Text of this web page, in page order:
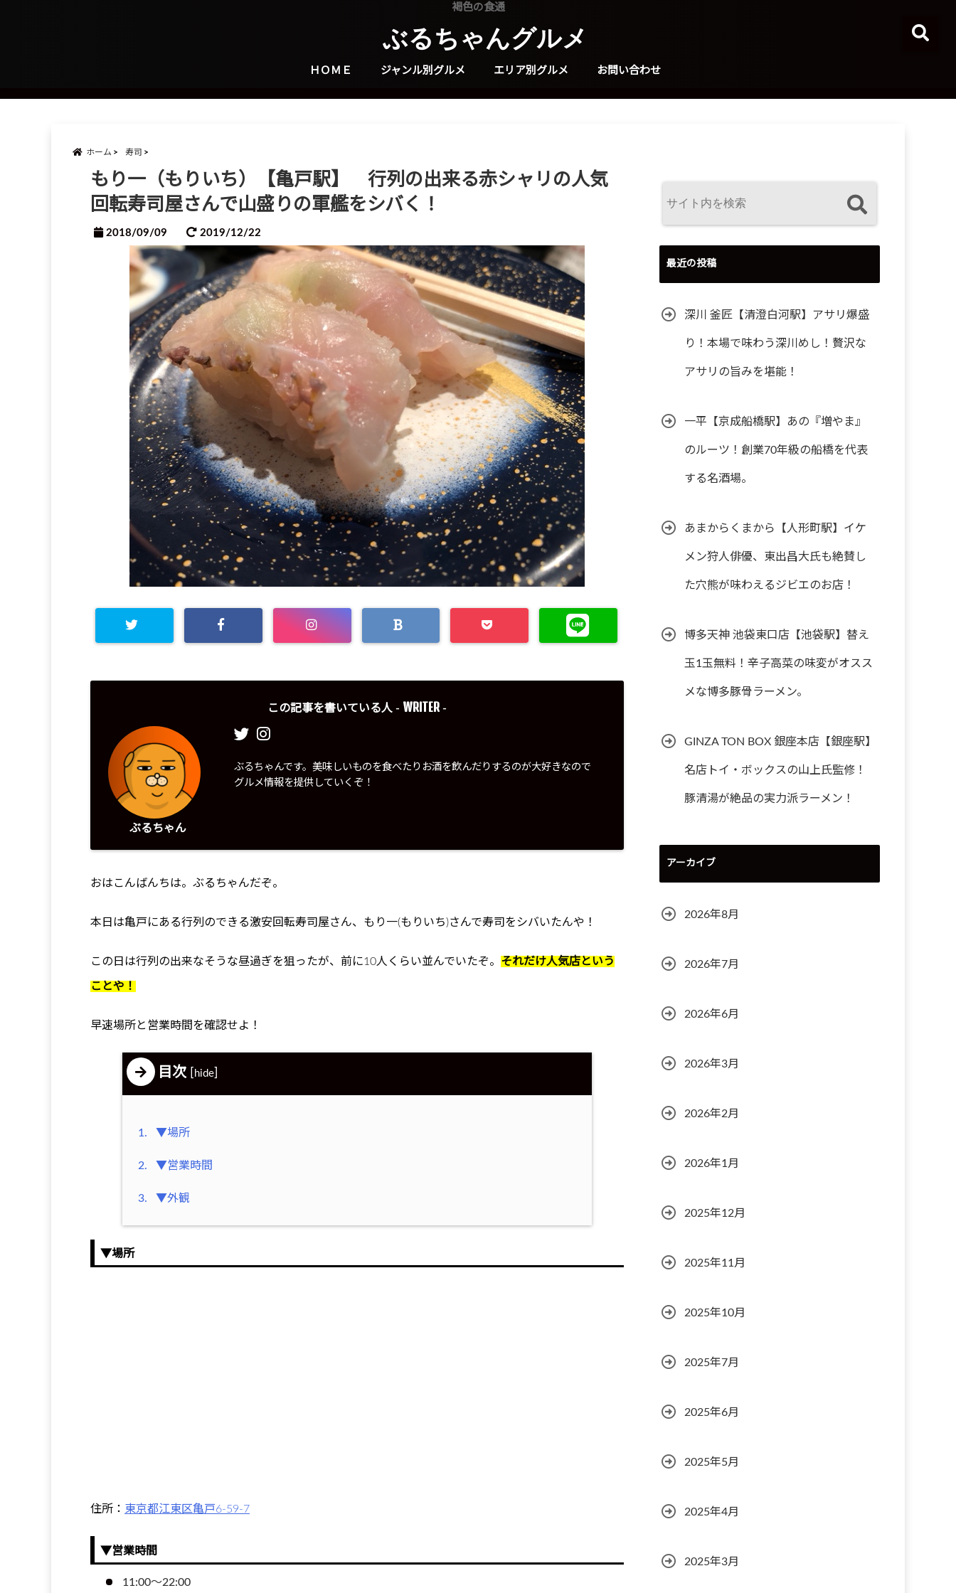
褐色の食通
ぶるちゃんグルメ
ＨＯＭＥ ジャンル別グルメ エリア別グルメ お問い合わせ
ホーム 寿司
もり一（もりいち）【亀戸駅】 行列の出来る赤シャリの人気
回転寿司屋さんで山盛りの軍艦をシバく！
2018/09/09 2019/12/22
この記事を書いている人 - WRITER -
ぶるちゃん
ぶるちゃんです。美味しいものを食べたりお酒を飲んだりするのが大好きなので
グルメ情報を提供していくぞ！
おはこんばんちは。ぶるちゃんだぞ。
本日は亀戸にある行列のできる激安回転寿司屋さん、もり一(もりいち)さんで寿司をシバいたんや！
この日は行列の出来なそうな昼過ぎを狙ったが、前に10人くらい並んでいたぞ。 それだけ人気店という
ことや！
早速場所と営業時間を確認せよ！
目次 hide
1. ▼場所
2. ▼営業時間
3. ▼外観
▼場所
住所： 東京都江東区亀戸6-59-7
▼営業時間
11:00～22:00
最近の投稿
深川 釜匠【清澄白河駅】アサリ爆盛
り！本場で味わう深川めし！贅沢な
アサリの旨みを堪能！
一平【京成船橋駅】あの『増やま』
のルーツ！創業70年級の船橋を代表
する名酒場。
あまからくまから【人形町駅】イケ
メン狩人俳優、東出昌大氏も絶賛し
た穴熊が味わえるジビエのお店！
博多天神 池袋東口店【池袋駅】替え
玉1玉無料！辛子高菜の味変がオスス
メな博多豚骨ラーメン。
GINZA TON BOX 銀座本店【銀座駅】
名店トイ・ボックスの山上氏監修！
豚清湯が絶品の実力派ラーメン！
アーカイブ
2026年8月
2026年7月
2026年6月
2026年3月
2026年2月
2026年1月
2025年12月
2025年11月
2025年10月
2025年7月
2025年6月
2025年5月
2025年4月
2025年3月